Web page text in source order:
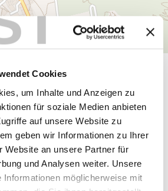
Cookies
um Inhalte und Anzeigen zu
für soziale Medien anbieten
auf unsere Website zu
geben wir Informationen zu Ihrer
Website an unsere Partner für
und Analysen weiter. Unsere
Informationen möglicherweise mit
informatie